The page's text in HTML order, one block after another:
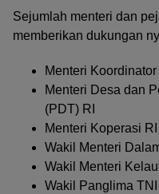
Sejumlah menteri dan
memberikan dukungan
Menteri
Menteri Desa dan
(PDT) RI
Menteri Koperasi RI
Wakil Menteri
Wakil Menteri
Wakil Panglima